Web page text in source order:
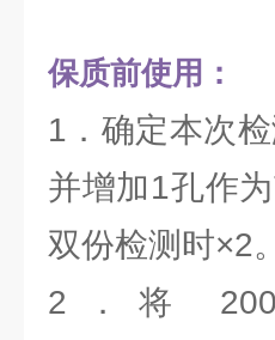
保质前使用：
1．确定本次
并增加1孔作
双份检测时×2
2．将